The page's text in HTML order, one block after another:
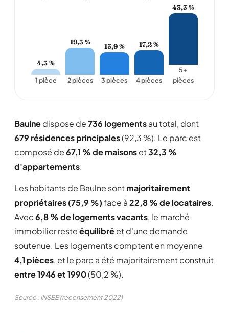
4,3 %
1 pièce
19,3 %
2 pièces
15,9 %
3 pièces
17,2 %
4 pièces
43,3 %
5+
pièces
Baulnedispose de736 logementsau total, dont
679 résidences principales(92,3 %). Le parc est
composé de67,1 % de maisonset32,3 %
d'appartements.
Les habitants de Baulne sontmajoritairement
propriétaires (75,9 %)face à22,8 % de locataires.
Avec6,8 % de logements vacants, le marché
immobilier resteéquilibréet d'une demande
soutenue. Les logements comptent en moyenne
4,1 pièces, et le parc a été majoritairement construit
entre 1946 et 1990(50,2 %).
Source : INSEE (recensement 2022)